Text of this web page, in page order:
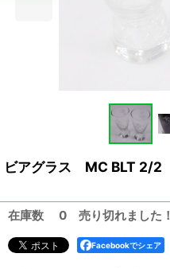
ビアグラス MC BLT 2/
在庫数 0 売り切れました
Facebookでシェア